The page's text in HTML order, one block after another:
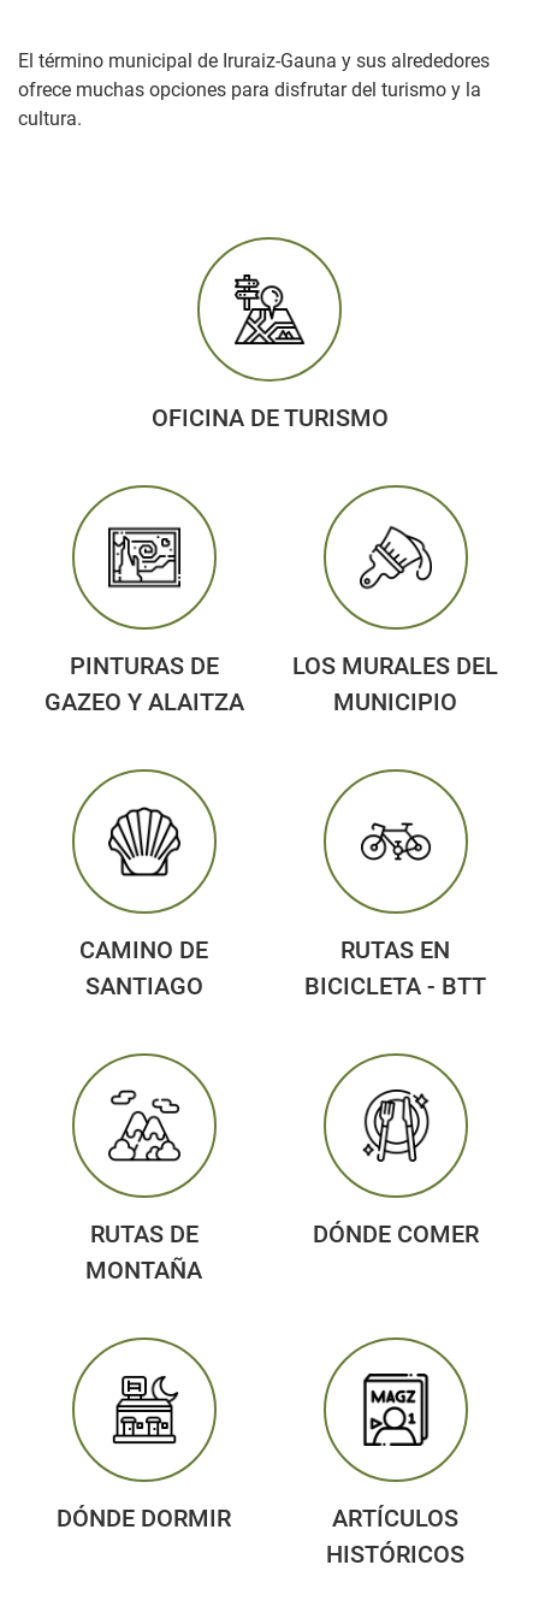
El término municipal de Iruraiz-Gauna y sus alrededores
ofrece muchas opciones para disfrutar del turismo y la
cultura.
OFICINA DE TURISMO
PINTURAS DE
GAZEO Y ALAITZA
LOS MURALES DEL
MUNICIPIO
CAMINO DE
SANTIAGO
RUTAS EN
BICICLETA - BTT
RUTAS DE
MONTAÑA
DÓNDE COMER
DÓNDE DORMIR
ARTÍCULOS
HISTÓRICOS